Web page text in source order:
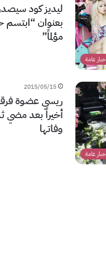
عامة
ليديز كود
بعنوان “ابتسم
مؤلماً”
عامة
2015/05/15
ريسي عضوة
أخيراً بعد مضي
وفاتها